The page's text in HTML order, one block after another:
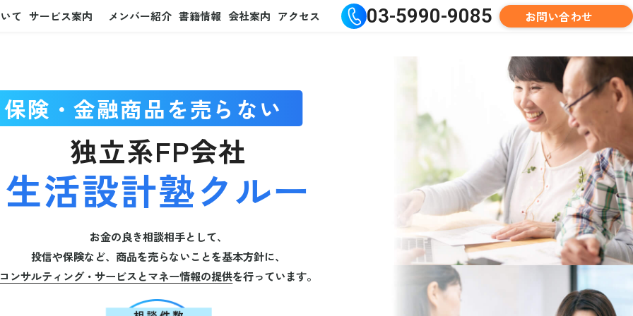
て サービス案内 メンバー紹介 書籍情報 会社案内 アクセス 03-5990-9085 お問い合わせ
保険・金融商品を売らない
独立系FP会社
生活設計塾クルー
お金の良き相談相手として、
投信や保険など、商品を売らないことを基本方針に、
コンサルティング・サービスとマネー情報の提供を行っています。